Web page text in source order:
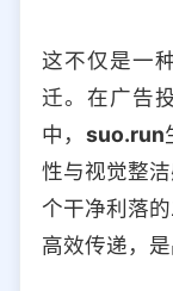
这不仅是一
迁。在广告
中， suo.run
性与视觉整
个干净利落
高效传递，